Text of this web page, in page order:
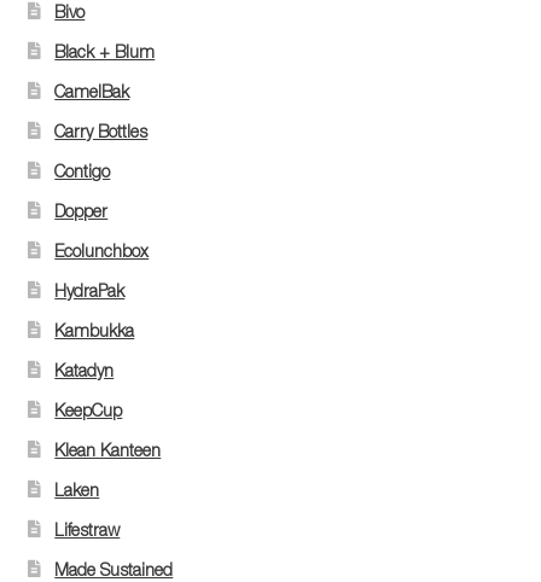
Bivo
Black + Blum
CamelBak
Carry Bottles
Contigo
Dopper
Ecolunchbox
HydraPak
Kambukka
Katadyn
KeepCup
Klean Kanteen
Laken
Lifestraw
Made Sustained